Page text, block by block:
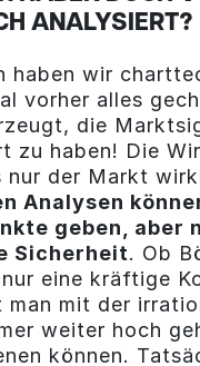
ANALYSIERT?
haben wir
vorher alles
die
zu haben! Die
nur der Markt
Analysen
geben, aber
Sicherheit. Ob
eine kräftige
mit der
weiter hoch
können.